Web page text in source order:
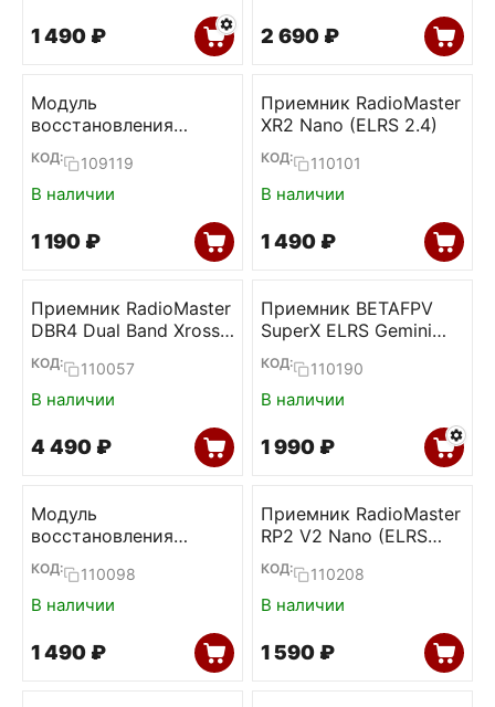
1 490 ₽ 2 690 ₽
Модуль
восстановления
прошивки ELRS
приемников (BETAFPV)
КОД: 109119
В наличии
1 190 ₽
Приемник RadioMaster
XR2 Nano (ELRS 2.4)
КОД: 110101
В наличии
1 490 ₽
Приемник RadioMaster
DBR4 Dual Band Xross
Gemini ELRS
КОД: 110057
В наличии
4 490 ₽
Приемник BETAFPV
SuperX ELRS Gemini
Xross
КОД: 110190
В наличии
1 990 ₽
Модуль
восстановления
прошивки ELRS
приемников
(RadioMaster)
КОД: 110098
В наличии
1 490 ₽
Приемник RadioMaster
RP2 V2 Nano (ELRS
2.4)
КОД: 110208
В наличии
1 590 ₽